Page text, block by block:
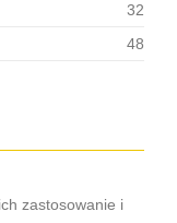
32
48
zastosowanie i